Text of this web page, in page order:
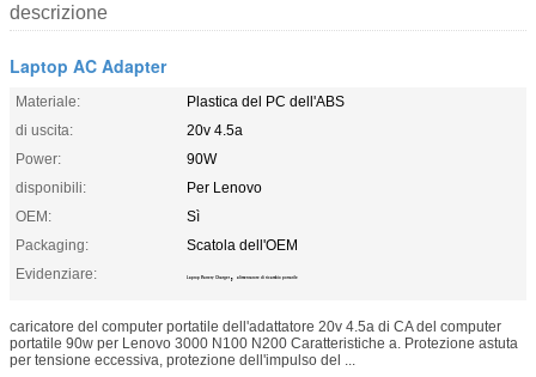
descrizione
Laptop AC Adapter
Materiale:
Plastica del PC dell'ABS
di uscita:
20v 4.5a
Power:
90W
disponibili:
Per Lenovo
OEM:
Sì
Packaging:
Scatola dell'OEM
Evidenziare:
Laptop Battery Charger , alimentatore di ricambio portatile
caricatore del computer portatile dell'adattatore 20v 4.5a di CA del computer
portatile 90w per Lenovo 3000 N100 N200 Caratteristiche a. Protezione astuta
per tensione eccessiva, protezione dell'impulso del ...